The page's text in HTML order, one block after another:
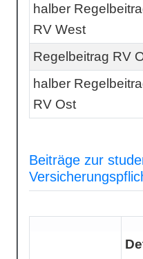
halber
RV West
Regelbeitrag RV
halber
RV Ost
Beiträge zur